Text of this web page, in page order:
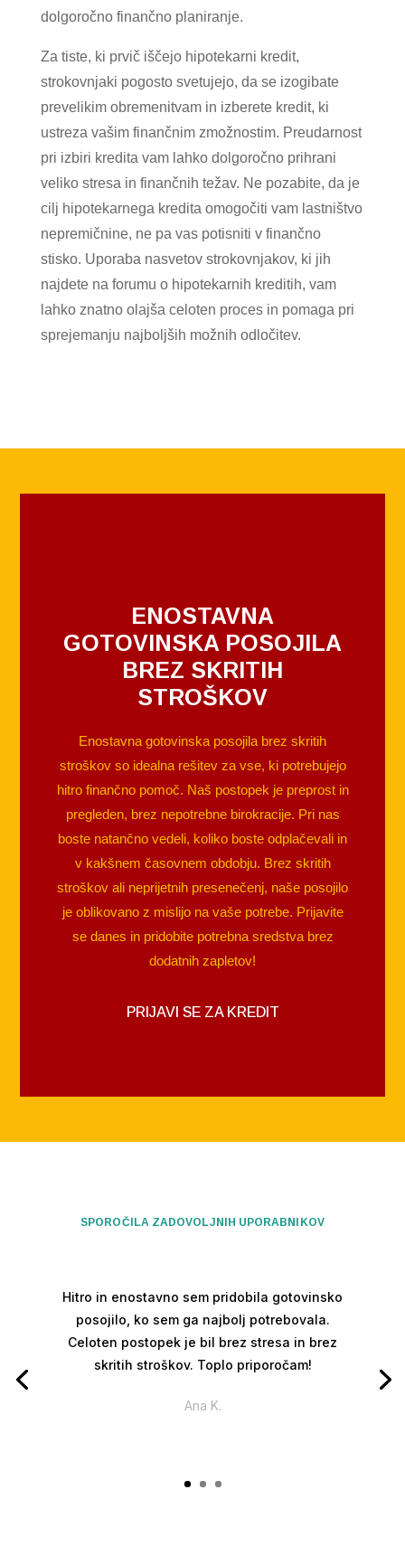
dolgoročno finančno planiranje.
Za tiste, ki prvič iščejo hipotekarni kredit,
strokovnjaki pogosto svetujejo, da se izogibate
prevelikim obremenitvam in izberete kredit, ki
ustreza vašim finančnim zmožnostim. Preudarnost
pri izbiri kredita vam lahko dolgoročno prihrani
veliko stresa in finančnih težav. Ne pozabite, da je
cilj hipotekarnega kredita omogočiti vam lastništvo
nepremičnine, ne pa vas potisniti v finančno
stisko. Uporaba nasvetov strokovnjakov, ki jih
najdete na forumu o hipotekarnih kreditih, vam
lahko znatno olajša celoten proces in pomaga pri
sprejemanju najboljših možnih odločitev.
ENOSTAVNA
GOTOVINSKA POSOJILA
BREZ SKRITIH
STROŠKOV
Enostavna gotovinska posojila brez skritih
stroškov so idealna rešitev za vse, ki potrebujejo
hitro finančno pomoč. Naš postopek je preprost in
pregleden, brez nepotrebne birokracije. Pri nas
boste natančno vedeli, koliko boste odplačevali in
v kakšnem časovnem obdobju. Brez skritih
stroškov ali neprijetnih presenečenj, naše posojilo
je oblikovano z mislijo na vaše potrebe. Prijavite
se danes in pridobite potrebna sredstva brez
dodatnih zapletov!
PRIJAVI SE ZA KREDIT
SPOROČILA ZADOVOLJNIH UPORABNIKOV
Hitro in enostavno sem pridobila gotovinsko
posojilo, ko sem ga najbolj potrebovala.
Celoten postopek je bil brez stresa in brez
skritih stroškov. Toplo priporočam!
Ana K.